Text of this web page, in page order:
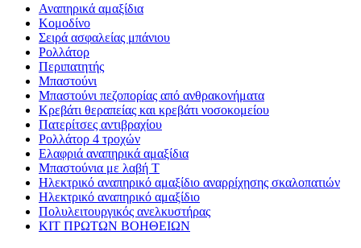
Αναπηρικά αμαξίδια
Κομοδίνο
Σειρά ασφαλείας μπάνιου
Ρολλάτορ
Περιπατητής
Μπαστούνι
Μπαστούνι πεζοπορίας από ανθρακονήματα
Κρεβάτι θεραπείας και κρεβάτι νοσοκομείου
Πατερίτσες αντιβραχίου
Ρολλάτορ 4 τροχών
Ελαφριά αναπηρικά αμαξίδια
Μπαστούνια με λαβή T
Ηλεκτρικό αναπηρικό αμαξίδιο αναρρίχησης σκαλοπατιών
Ηλεκτρικό αναπηρικό αμαξίδιο
Πολυλειτουργικός ανελκυστήρας
ΚΙΤ ΠΡΩΤΩΝ ΒΟΗΘΕΙΩΝ